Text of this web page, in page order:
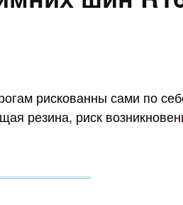
рискованны сами по
резина, риск